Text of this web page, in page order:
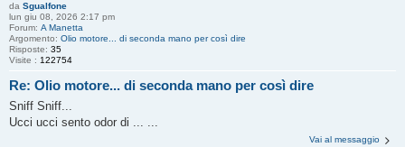
da Sgualfone
lun giu 08, 2026 2:17 pm
Forum: A Manetta
Argomento: Olio motore... di seconda mano per così dire
Risposte: 35
Visite : 122754
Re: Olio motore... di seconda mano per così dire
Sniff Sniff...
Ucci ucci sento odor di ... ...
Vai al messaggio